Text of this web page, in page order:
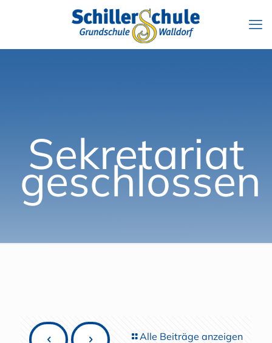
Sekretariat
geschlossen
Alle Beiträge anzeigen